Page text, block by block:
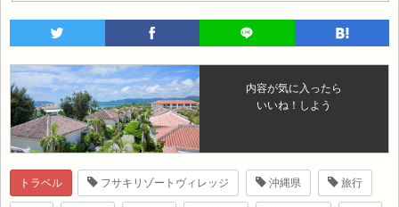
内容が気に入ったら
いいね！しよう
トラベル フサキリゾートヴィレッジ 沖縄県 旅行